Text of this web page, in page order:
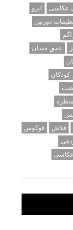
عکاسی
ایزو
دوربین
عمق میدان
شب
فلاش
فوکوس